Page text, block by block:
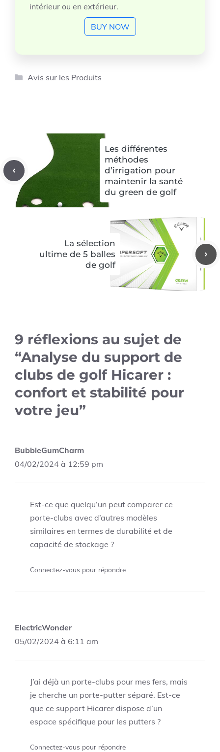
intérieur ou en extérieur.
BUY NOW
Catégories
Avis sur les Produits
Les différentes
méthodes
d’irrigation pour
maintenir la santé
du green de golf
La sélection
ultime de 5 balles
de golf
9 réflexions au sujet de
“Analyse du support de
clubs de golf Hicarer :
confort et stabilité pour
votre jeu”
BubbleGumCharm
04/02/2024 à 12:59 pm
Est-ce que quelqu’un peut comparer ce
porte-clubs avec d’autres modèles
similaires en termes de durabilité et de
capacité de stockage ?
Connectez-vous pour répondre
ElectricWonder
05/02/2024 à 6:11 am
J’ai déjà un porte-clubs pour mes fers, mais
je cherche un porte-putter séparé. Est-ce
que ce support Hicarer dispose d’un
espace spécifique pour les putters ?
Connectez-vous pour répondre